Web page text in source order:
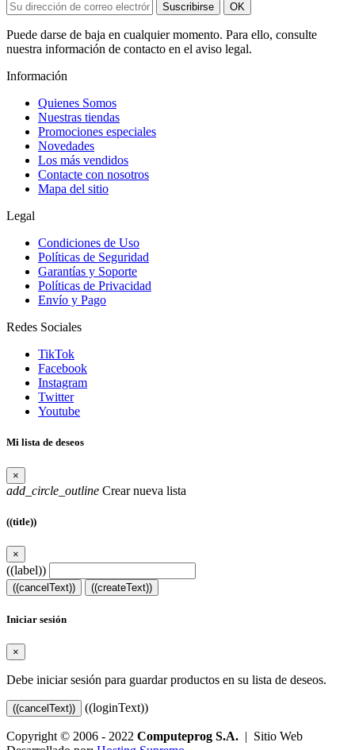
Suscribirse OK
Puede darse de baja en cualquier momento. Para ello, consulte
nuestra información de contacto en el aviso legal.
Información
Quienes Somos
Nuestras tiendas
Promociones especiales
Novedades
Los más vendidos
Contacte con nosotros
Mapa del sitio
Legal
Condiciones de Uso
Políticas de Seguridad
Garantías y Soporte
Políticas de Privacidad
Envío y Pago
Redes Sociales
TikTok
Facebook
Instagram
Twitter
Youtube
Mi lista de deseos
×
add_circle_outline Crear nueva lista
((title))
×
((label))
((cancelText)) ((createText))
Iniciar sesión
×
Debe iniciar sesión para guardar productos en su lista de deseos.
((cancelText)) ((loginText))
Copyright © 2006 - 2022 Computeprog S.A. | Sitio Web